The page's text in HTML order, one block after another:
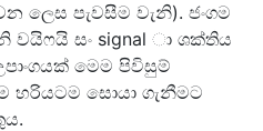
ලෙස පැවසීම වැනි). ජංගම
වයිෆයි සං signal ා ශක්තිය
මෙම පිවිසුම්
හරියටම සොයා ගැනීමට